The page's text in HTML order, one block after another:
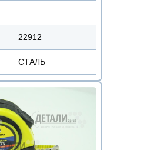
22912
СТАЛЬ